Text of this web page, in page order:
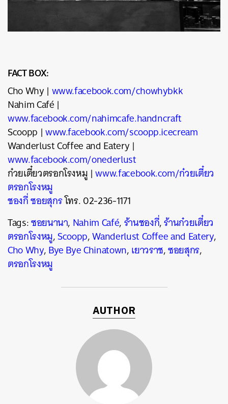
FACT BOX:
Cho Why | www.facebook.com/chowhybkk
Nahim Café |
www.facebook.com/nahimcafe.handncraft
Scoopp |www.facebook.com/scoopp.icecream
Wanderlust Coffee and Eatery |
www.facebook.com/onederlust
ก๋วยเตี๋ยวตรอกโรงหมู |www.facebook.com/ก๋วยเตี๋ยว
ตรอกโรงหมู
ชองกี่ ซอยสุกรโทร. 02-236-1171
Tags:ซอยนานา, Nahim Café,ร้านชองกี่,ร้านก๋วยเตี๋ยว
ตรอกโรงหมู,Scoopp,Wanderlust Coffee and Eatery,
Cho Why,Bye Bye Chinatown,เยาวราช,ซอยสุกร,
ตรอกโรงหมู
AUTHOR